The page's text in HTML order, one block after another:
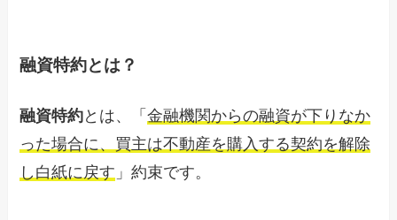
融資特約とは？
融資特約とは、 「金融機関からの融資が下りなか
った場合に、買主は不動産を購入する契約を解除
し白紙に戻す 」約束です。